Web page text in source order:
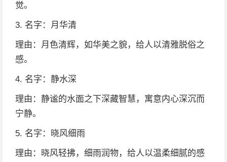
觉。
3. 名字：月华清
理由：月色清辉，如华美之貌，给人以清雅脱俗之
感。
4. 名字：静水深
理由：静谧的水面之下深藏智慧，寓意内心深沉而
宁静。
5. 名字：晓风细雨
理由：晓风轻拂，细雨润物，给人以温柔细腻的感